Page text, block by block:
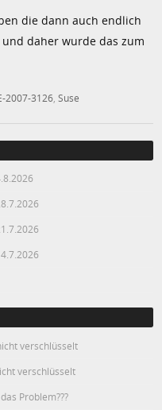
die dann auch endlich
daher wurde das zum
2007-3126 ,Suse
verschlüsselt
verschlüsselt
Problem???